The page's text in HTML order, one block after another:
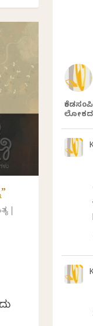
|
ಲೋಕದ